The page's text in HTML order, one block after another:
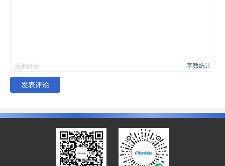
元素路径: 字数统计
发表评论